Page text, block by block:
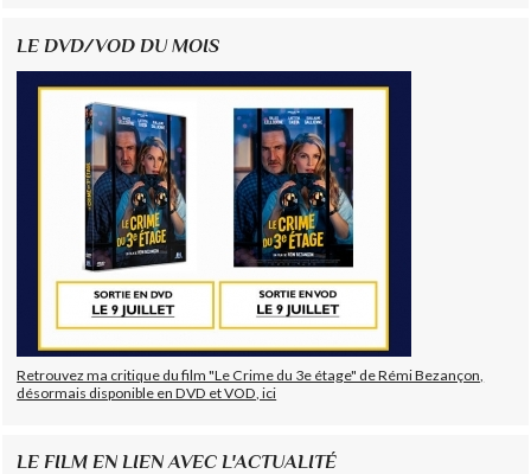
LE DVD/VOD DU MOIS
Retrouvez ma critique du film "Le Crime du 3e étage" de Rémi Bezançon,
désormais disponible en DVD et VOD, ici
LE FILM EN LIEN AVEC L'ACTUALITÉ